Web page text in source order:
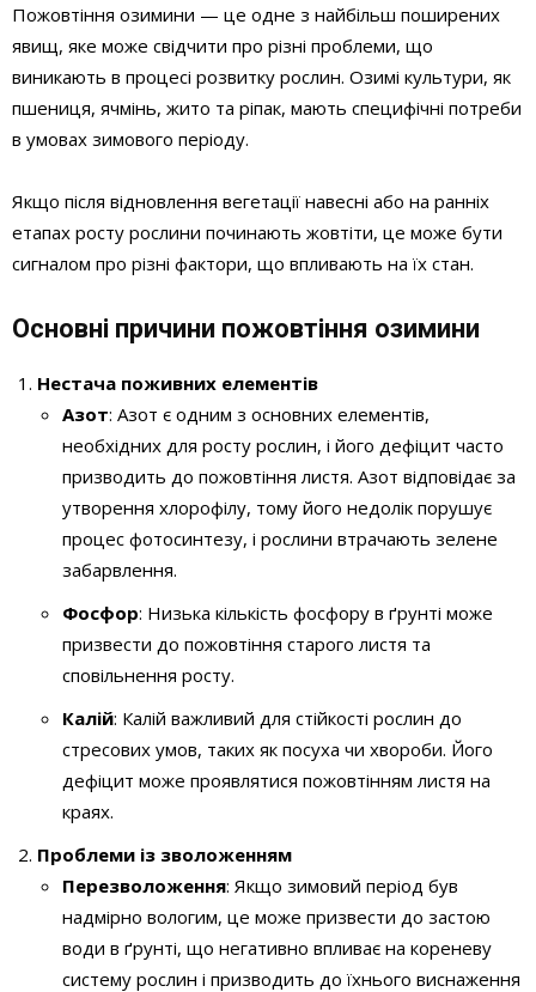
Пожовтіння озимини — це одне з найбільш поширених
явищ, яке може свідчити про різні проблеми, що
виникають в процесі розвитку рослин. Озимі культури, як
пшениця, ячмінь, жито та ріпак, мають специфічні потреби
в умовах зимового періоду.
Якщо після відновлення вегетації навесні або на ранніх
етапах росту рослини починають жовтіти, це може бути
сигналом про різні фактори, що впливають на їх стан.
Основні причини пожовтіння озимини
Нестача поживних елементів
Азот: Азот є одним з основних елементів,
необхідних для росту рослин, і його дефіцит часто
призводить до пожовтіння листя. Азот відповідає за
утворення хлорофілу, тому його недолік порушує
процес фотосинтезу, і рослини втрачають зелене
забарвлення.
Фосфор: Низька кількість фосфору в ґрунті може
призвести до пожовтіння старого листя та
сповільнення росту.
Калій: Калій важливий для стійкості рослин до
стресових умов, таких як посуха чи хвороби. Його
дефіцит може проявлятися пожовтінням листя на
краях.
Проблеми із зволоженням
Перезволоження: Якщо зимовий період був
надмірно вологим, це може призвести до застою
води в ґрунті, що негативно впливає на кореневу
систему рослин і призводить до їхнього виснаження